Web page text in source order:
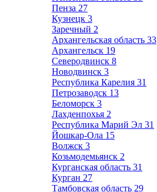
Пенза 27
Кузнецк 3
Заречный 2
Архангельская область 33
Архангельск 19
Северодвинск 8
Новодвинск 3
Республика Карелия 31
Петрозаводск 13
Беломорск 3
Лахденпохья 2
Республика Марий Эл 31
Йошкар-Ола 15
Волжск 3
Козьмодемьянск 2
Курганская область 31
Курган 27
Тамбовская область 29